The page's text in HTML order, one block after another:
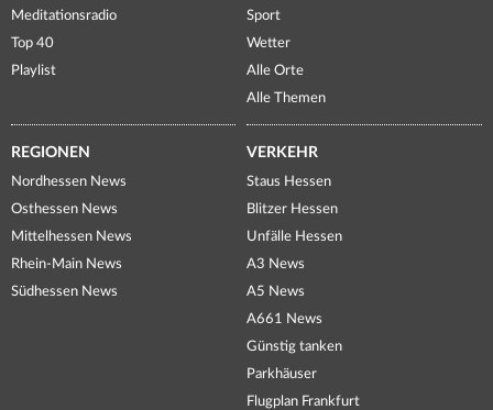
Meditationsradio
Top 40
Playlist
Sport
Wetter
Alle Orte
Alle Themen
REGIONEN
Nordhessen News
Osthessen News
Mittelhessen News
Rhein-Main News
Südhessen News
VERKEHR
Staus Hessen
Blitzer Hessen
Unfälle Hessen
A3 News
A5 News
A661 News
Günstig tanken
Parkhäuser
Flugplan Frankfurt